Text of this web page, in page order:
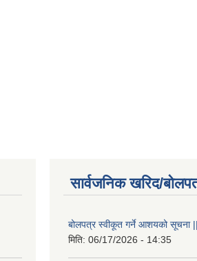
सार्वजनिक खरिद/
बोलपत्र स्वीकूत गर्ने आशयको सूचना
मिति: 06/17/2026 - 14:35